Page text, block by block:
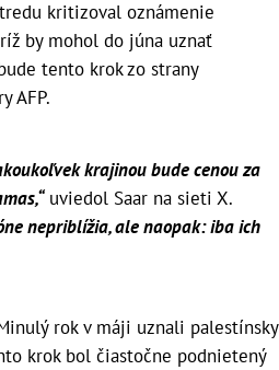
kritizoval oznámenie
by mohol do júna uznať
tento krok zo strany
AFP.
krajinou bude cenou za
uviedol Saar na sieti X.
nepriblížia, ale naopak: iba ich
rok v máji uznali palestínsky
krok bol čiastočne podnietený